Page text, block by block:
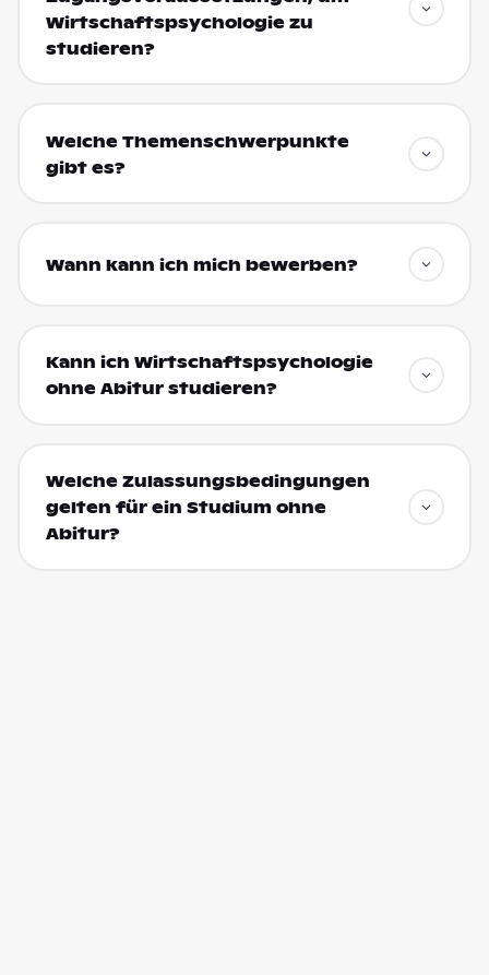
Wirtschaftspsychologie zu
studieren?
Welche Themenschwerpunkte
gibt es?
Wann kann ich mich bewerben?
Kann ich Wirtschaftspsychologie
ohne Abitur studieren?
Welche Zulassungsbedingungen
gelten für ein Studium ohne
Abitur?